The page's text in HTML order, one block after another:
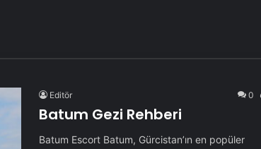
Editör 0
Batum Gezi Rehberi
Batum Escort Batum, Gürcistan’ın en popüler